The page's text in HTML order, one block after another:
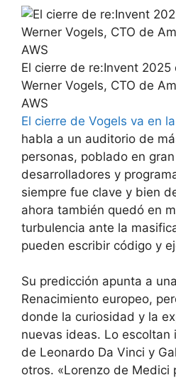
El cierre de re:Invent
Werner Vogels, CTO de
AWS
El cierre de Vogels va en
habla a un auditorio de
personas, poblado en
desarrolladores y
siempre fue clave y bien
ahora también quedó en
turbulencia ante la
pueden escribir código y
Su predicción apunta a
Renacimiento europeo,
donde la curiosidad y la
nuevas ideas. Lo escoltan
de Leonardo Da Vinci y
otros. «Lorenzo de Medici